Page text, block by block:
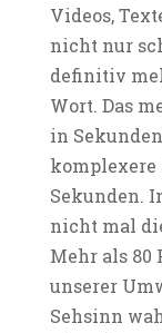
Videos,
nicht nur
definitiv
Wort. Das
in
komplexere
Sekunden.
nicht mal
Mehr als 80
unserer
Sehsinn